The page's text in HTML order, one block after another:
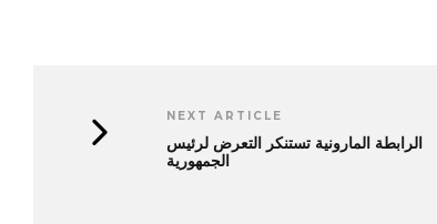
NEXT ARTICLE
الرابطة المارونية تستنكر التعرض لرئيس
الجمهورية